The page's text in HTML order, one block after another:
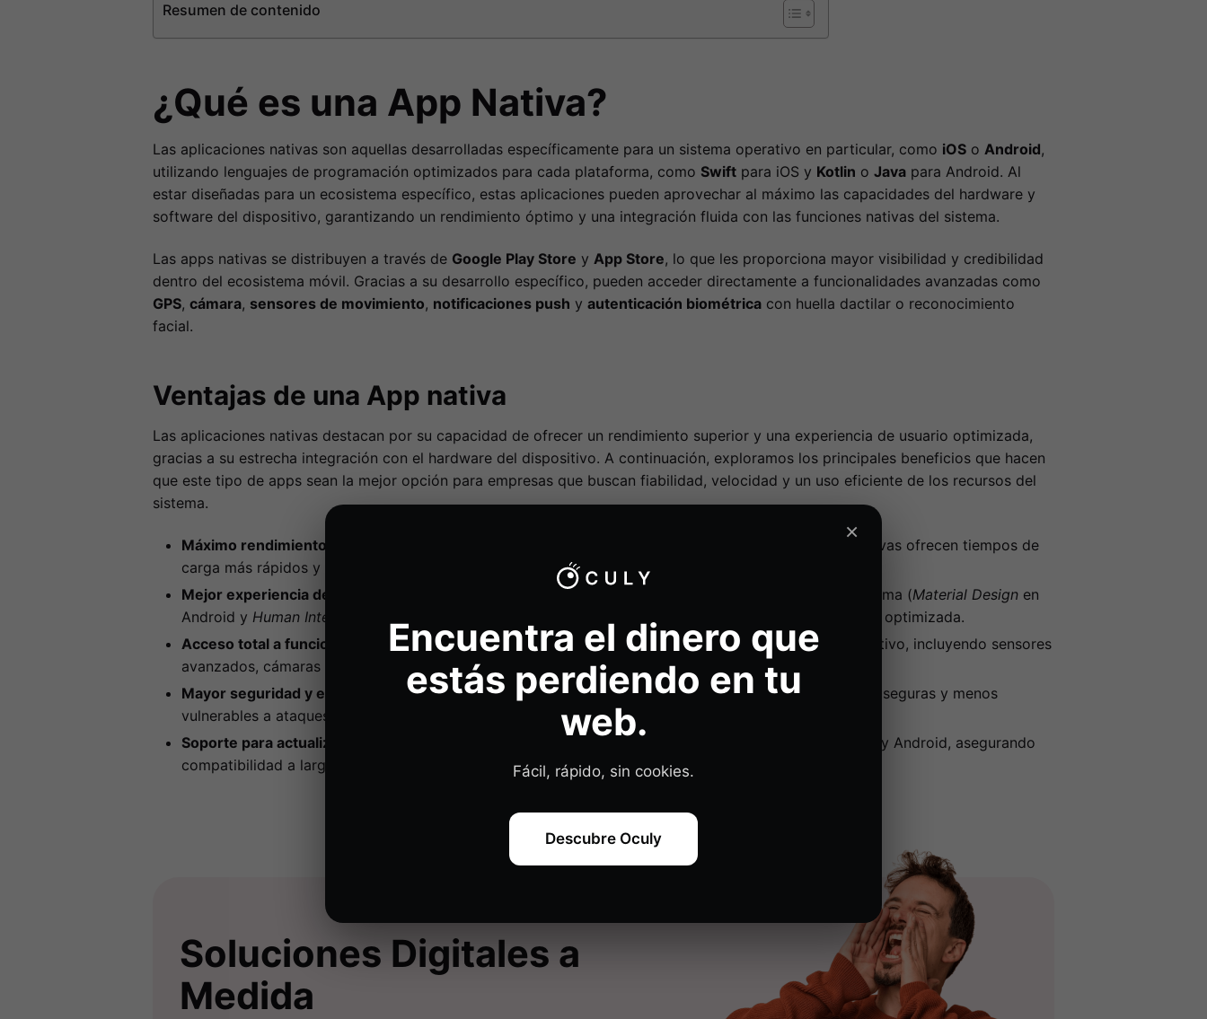
Resumen de contenido
¿Qué es una App Nativa?
Las aplicaciones nativas son aquellas desarrolladas específicamente para un sistema operativo en particular, como iOSo Android,
utilizando lenguajes de programación optimizados para cada plataforma, como Swiftpara iOS y Kotlin o Javapara Android. Al
estar diseñadas para un ecosistema específico, estas aplicaciones pueden aprovechar al máximo las capacidades del hardware y
software del dispositivo, garantizando un rendimiento óptimo y una integración fluida con las funciones nativas del sistema.
Las apps nativas se distribuyen a través de Google Play Store y App Store, lo que les proporciona mayor visibilidad y credibilidad
dentro del ecosistema móvil. Gracias a su desarrollo específico, pueden acceder directamente a funcionalidades avanzadas como
GPS, cámara, sensores de movimiento, notificaciones push y autenticación biométricacon huella dactilar o reconocimiento
facial.
Ventajas de una App nativa
Las aplicaciones nativas destacan por su capacidad de ofrecer un rendimiento superior y una experiencia de usuario optimizada,
gracias a su estrecha integración con el hardware del dispositivo. A continuación, exploramos los principales beneficios que hacen
que este tipo de apps sean la mejor opción para empresas que buscan fiabilidad, velocidad y un uso eficiente de los recursos del
sistema.
Máximo rendimiento:
Al estar optimizadas para un sistema operativo específico, las aplicaciones nativas ofrecen tiempos de
carga más rápidos y un procesamiento eficiente de datos.
Mejor experiencia de usuario (UX/UI):
Se desarrollan siguiendo las pautas de diseño de cada plataforma (Material Designen
Android y Human Interface Guidelines
en iOS), proporcionando una navegación intuitiva y una interfaz optimizada.
Acceso total a funcionalidades del dispositivo: Pueden aprovechar al máximo el hardware del dispositivo, incluyendo sensores
avanzados, cámaras de alta calidad, realidad aumentada y procesamiento de gráficos mediante GPU.
Mayor seguridad y estabilidad:
Al estar programadas en lenguajes nativos, estas apps suelen ser más seguras y menos
vulnerables a ataques en comparación con las aplicaciones híbridas o web.
Soporte para actualizaciones del sistema operativo:
Se adaptan mejor a las nuevas versiones de iOS y Android, asegurando
compatibilidad a largo plazo.
Soluciones Digitales a
Medida
×
Encuentra el dinero que
estás perdiendo en tu
web.
Fácil, rápido, sin cookies.
Descubre Oculy